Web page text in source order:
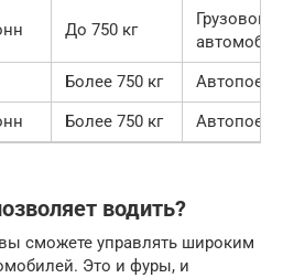
До 750 кг
Грузовой
Более 750 кг
Автопоезд
Более 750 кг Автопоезд
водить?
сможете управлять широким
Это и фуры, и